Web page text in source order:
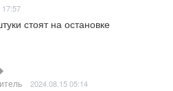
17:57
стоят на остановке
2024.08.15 05:14